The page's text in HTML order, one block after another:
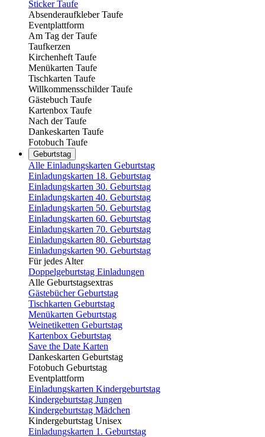
Sticker Taufe
Absenderaufkleber Taufe
Eventplattform
Am Tag der Taufe
Taufkerzen
Kirchenheft Taufe
Menükarten Taufe
Tischkarten Taufe
Willkommensschilder Taufe
Gästebuch Taufe
Kartenbox Taufe
Nach der Taufe
Dankeskarten Taufe
Fotobuch Taufe
Geburtstag
Alle Einladungskarten Geburtstag
Einladungskarten 18. Geburtstag
Einladungskarten 30. Geburtstag
Einladungskarten 40. Geburtstag
Einladungskarten 50. Geburtstag
Einladungskarten 60. Geburtstag
Einladungskarten 70. Geburtstag
Einladungskarten 80. Geburtstag
Einladungskarten 90. Geburtstag
Für jedes Alter
Doppelgeburtstag Einladungen
Alle Geburtstagsextras
Gästebücher Geburtstag
Tischkarten Geburtstag
Menükarten Geburtstag
Weinetiketten Geburtstag
Kartenbox Geburtstag
Save the Date Karten
Dankeskarten Geburtstag
Fotobuch Geburtstag
Eventplattform
Einladungskarten Kindergeburtstag
Kindergeburtstag Jungen
Kindergeburtstag Mädchen
Kindergeburtstag Unisex
Einladungskarten 1. Geburtstag